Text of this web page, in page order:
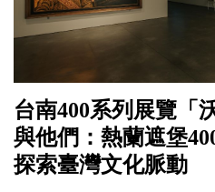
台南400系列展覽「
與他們：熱蘭遮堡
探索臺灣文化脈動